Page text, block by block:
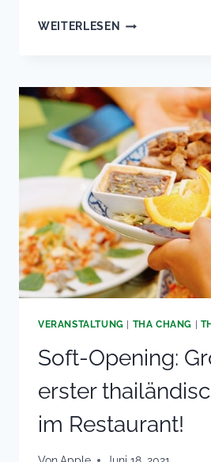
WEITERLESEN
STUTTGARTER
„ALLES
GANZ
WUNDERBAR“
VERANSTALTUNG THA CHANG
Soft-Opening:
erster
im Restaurant!